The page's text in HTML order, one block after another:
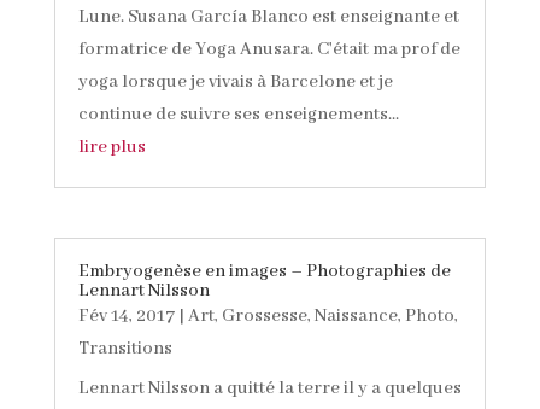
Lune. Susana García Blanco est enseignante et
formatrice de Yoga Anusara. C'était ma prof de
yoga lorsque je vivais à Barcelone et je
continue de suivre ses enseignements...
lire plus
Embryogenèse en images – Photographies de
Lennart Nilsson
Fév 14, 2017| Art, Grossesse, Naissance, Photo,
Transitions
Lennart Nilsson a quitté la terre il y a quelques